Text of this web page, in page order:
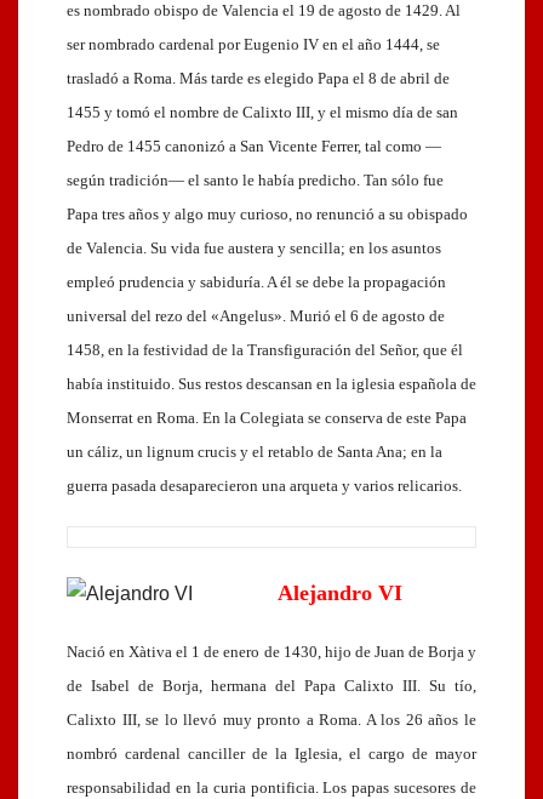
es nombrado obispo de Valencia el 19 de agosto de 1429. Al
ser nombrado cardenal por Eugenio IV en el año 1444, se
trasladó a Roma. Más tarde es elegido Papa el 8 de abril de
1455 y tomó el nombre de Calixto III, y el mismo día de san
Pedro de 1455 canonizó a San Vicente Ferrer, tal como —
según tradición— el santo le había predicho. Tan sólo fue
Papa tres años y algo muy curioso, no renunció a su obispado
de Valencia. Su vida fue austera y sencilla; en los asuntos
empleó prudencia y sabiduría. A él se debe la propagación
universal del rezo del «Angelus». Murió el 6 de agosto de
1458, en la festividad de la Transfiguración del Señor, que él
había instituido. Sus restos descansan en la iglesia española de
Monserrat en Roma. En la Colegiata se conserva de este Papa
un cáliz, un lignum crucis y el retablo de Santa Ana; en la
guerra pasada desaparecieron una arqueta y varios relicarios.
Alejandro VI
Nació en Xàtiva el 1 de enero de 1430, hijo de Juan de Borja y
de Isabel de Borja, hermana del Papa Calixto III. Su tío,
Calixto III, se lo llevó muy pronto a Roma. A los 26 años le
nombró cardenal canciller de la Iglesia, el cargo de mayor
responsabilidad en la curia pontificia. Los papas sucesores de